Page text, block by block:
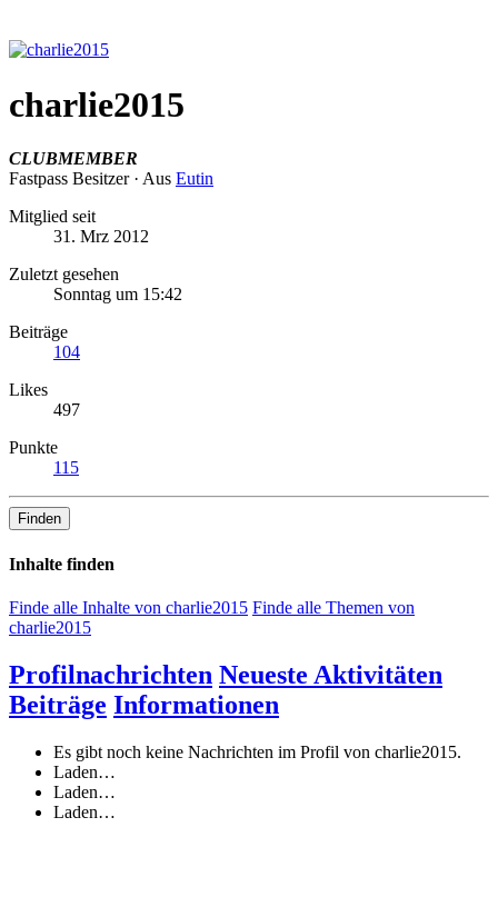
charlie2015
CLUBMEMBER
Fastpass Besitzer · Aus Eutin
Mitglied seit
31. Mrz 2012
Zuletzt gesehen
Sonntag um 15:42
Beiträge
104
Likes
497
Punkte
115
Finden
Inhalte finden
Finde alle Inhalte von charlie2015 Finde alle Themen von
charlie2015
Profilnachrichten Neueste Aktivitäten
Beiträge Informationen
Es gibt noch keine Nachrichten im Profil von charlie2015.
Laden…
Laden…
Laden…